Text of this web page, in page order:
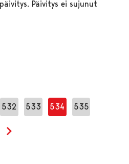
Päivitys ei sujunut
532 533 534 535
Seuraava sivu